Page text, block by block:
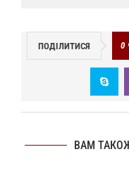
ПОДІЛИТИСЯ 0
ВАМ